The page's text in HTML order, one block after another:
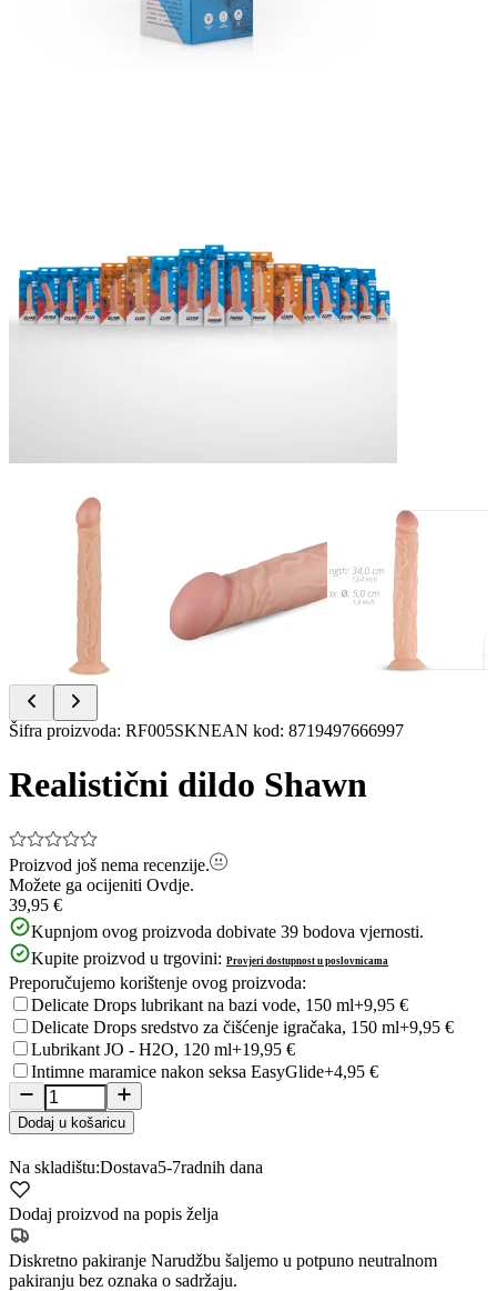
Item
of
Šifra proizvoda: RF005SKNEAN kod: 8719497666997
Realistični dildo Shawn
Proizvod još nema recenzije.
Možete ga ocijeniti Ovdje.
39,95 €
Kupnjom ovog proizvoda dobivate 39 bodova vjernosti.
Kupite proizvod u trgovini: Provjeri dostupnost u poslovnicama
Preporučujemo korištenje ovog proizvoda:
Delicate Drops lubrikant na bazi vode, 150 ml+9,95 €
Delicate Drops sredstvo za čišćenje igračaka, 150 ml+9,95 €
Lubrikant JO - H2O, 120 ml+19,95 €
Intimne maramice nakon seksa EasyGlide+4,95 €
Dodaj u košaricu
Na skladištu:Dostava5-7radnih dana
Dodaj proizvod na popis želja
Diskretno pakiranje Narudžbu šaljemo u potpuno neutralnom
pakiranju bez oznaka o sadržaju.